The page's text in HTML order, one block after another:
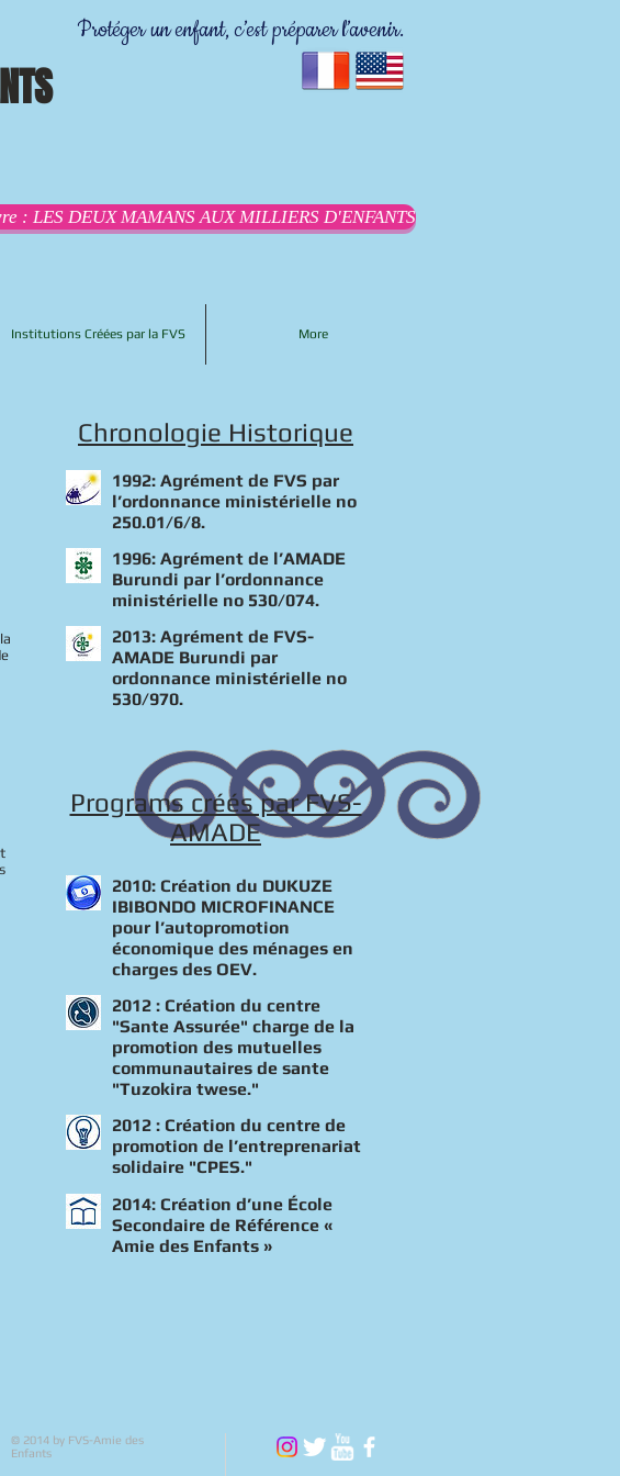
Protéger un enfant, c’est préparer l’avenir.
: LES DEUX MAMANS AUX MILLIERS D'ENFANTS
Institutions Créées par la FVS More
Chronologie Historique
1992: Agrément de FVS par
l’ordonnance ministérielle no
250.01/6/8.
1996: Agrément de l’AMADE
Burundi par l’ordonnance
ministérielle no 530/074.
2013: Agrément de FVS-
AMADE Burundi par
ordonnance ministérielle no
530/970.
Programs créés par FVS-
AMADE
2010: Création du DUKUZE
IBIBONDO MICROFINANCE
pour l’autopromotion
économique des ménages en
charges des OEV.
2012 : Création du centre
"Sante Assurée" charge de la
promotion des mutuelles
communautaires de sante
"Tuzokira twese."
2012 : Création du centre de
promotion de l’entreprenariat
solidaire "CPES."
2014: Création d’une École
Secondaire de Référence «
Amie des Enfants »
© 2014 by FVS-Amie des
Enfants